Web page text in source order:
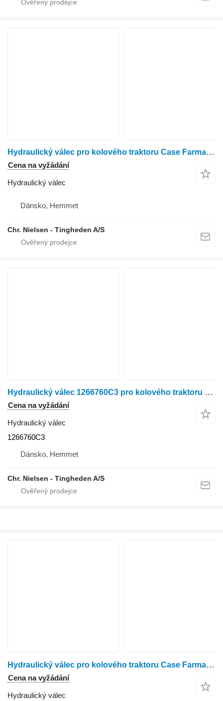
Hydraulický válec pro kolového traktoru Case Farmall 95A
Cena na vyžádání
Hydraulický válec
Dánsko, Hemmet
Chr. Nielsen - Tingheden A/S
Hydraulický válec 1266760C3 pro kolového traktoru Case 7130
Cena na vyžádání
Hydraulický válec
1266760C3
Dánsko, Hemmet
Chr. Nielsen - Tingheden A/S
Hydraulický válec pro kolového traktoru Case Farmall 95A
Cena na vyžádání
Hydraulický válec